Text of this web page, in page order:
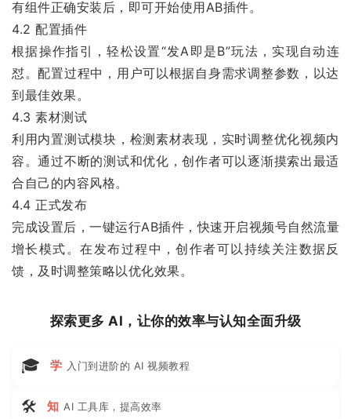
有组件正确安装后，即可开始使用AB插件。
4.2 配置插件
根据操作指引，轻松设置“发A即是B”玩法，实现自动连
怼。配置过程中，用户可以根据自身需求调整参数，以达
到最佳效果。
4.3 素材测试
利用内置测试模块，检测素材表现，实时调整优化视频内
容。通过不断的测试和优化，创作者可以逐渐摸索出最适
合自己的内容风格。
4.4 正式发布
完成设置后，一键运行AB插件，快速开启视频号自然流量
增长模式。在发布过程中，创作者可以持续关注数据反
馈，及时调整策略以优化效果。
探索更多 AI，让你的效率与认知全面升级
🎓 学 入门到进阶的 AI 视频教程
🛠 知 AI 工具库，提高效率